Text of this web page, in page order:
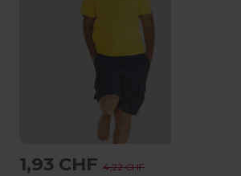
1,93 CHF4,22 CHF